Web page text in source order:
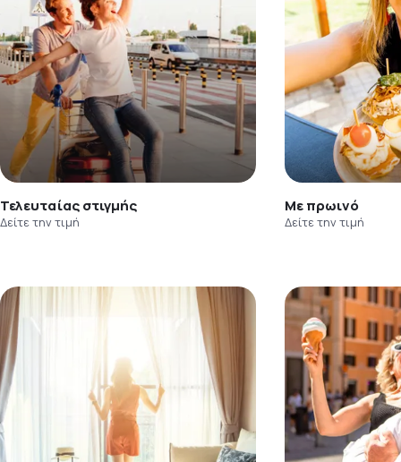
Τελευταίας στιγμής
Δείτε την τιμή
Με πρωινό
Δείτε την τιμή